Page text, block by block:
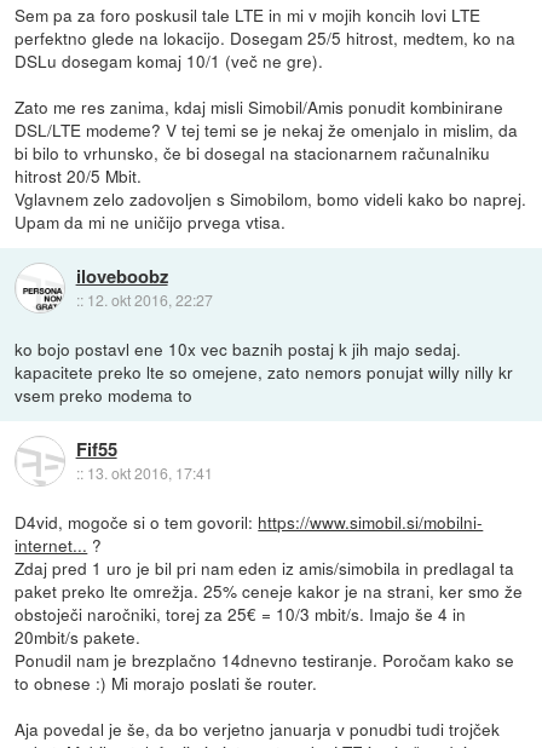
Sem pa za foro poskusil tale LTE in mi v mojih koncih lovi LTE
perfektno glede na lokacijo. Dosegam 25/5 hitrost, medtem, ko na
DSLu dosegam komaj 10/1 (več ne gre).
Zato me res zanima, kdaj misli Simobil/Amis ponudit kombinirane
DSL/LTE modeme? V tej temi se je nekaj že omenjalo in mislim, da
bi bilo to vrhunsko, če bi dosegal na stacionarnem računalniku
hitrost 20/5 Mbit.
Vglavnem zelo zadovoljen s Simobilom, bomo videli kako bo naprej.
Upam da mi ne uničijo prvega vtisa.
iloveboobz
:: 12. okt 2016, 22:27
ko bojo postavl ene 10x vec baznih postaj k jih majo sedaj.
kapacitete preko lte so omejene, zato nemors ponujat willy nilly kr
vsem preko modema to
Fif55
:: 13. okt 2016, 17:41
D4vid, mogoče si o tem govoril: https://www.simobil.si/mobilni-
internet... ?
Zdaj pred 1 uro je bil pri nam eden iz amis/simobila in predlagal ta
paket preko lte omrežja. 25% ceneje kakor je na strani, ker smo že
obstoječi naročniki, torej za 25€ = 10/3 mbit/s. Imajo še 4 in
20mbit/s pakete.
Ponudil nam je brezplačno 14dnevno testiranje. Poročam kako se
to obnese :) Mi morajo poslati še router.
Aja povedal je še, da bo verjetno januarja v ponudbi tudi trojček